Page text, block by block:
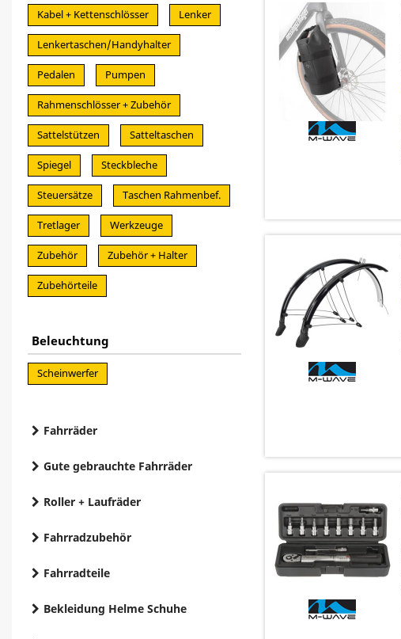
Kabel + Kettenschlösser Lenker
Lenkertaschen/Handyhalter
Pedalen Pumpen
Rahmenschlösser + Zubehör
Sattelstützen Satteltaschen
Spiegel Steckbleche
Steuersätze Taschen Rahmenbef.
Tretlager Werkzeuge
Zubehör Zubehör + Halter
Zubehörteile
Beleuchtung
Scheinwerfer
Fahrräder
Gute gebrauchte Fahrräder
Roller + Laufräder
Fahrradzubehör
Fahrradteile
Bekleidung Helme Schuhe